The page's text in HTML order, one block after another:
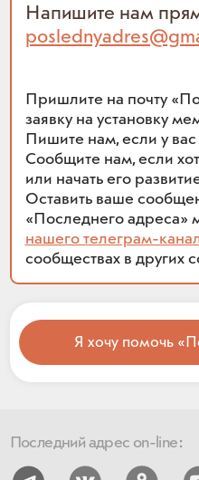
Напишите нам
Пришлите на почту
заявку на установку
Пишите нам, если у
Сообщите нам, если
или начать его
Оставить ваше
«Последнего адреса»
нашего телеграм-
сообществах в других
Я хочу помочь
Последний адрес on-line: